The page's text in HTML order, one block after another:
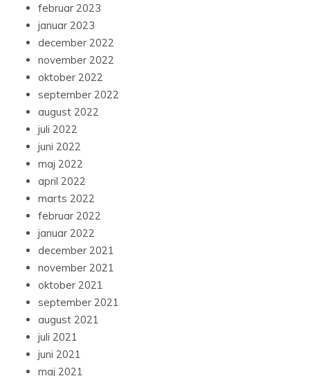
februar 2023
januar 2023
december 2022
november 2022
oktober 2022
september 2022
august 2022
juli 2022
juni 2022
maj 2022
april 2022
marts 2022
februar 2022
januar 2022
december 2021
november 2021
oktober 2021
september 2021
august 2021
juli 2021
juni 2021
maj 2021